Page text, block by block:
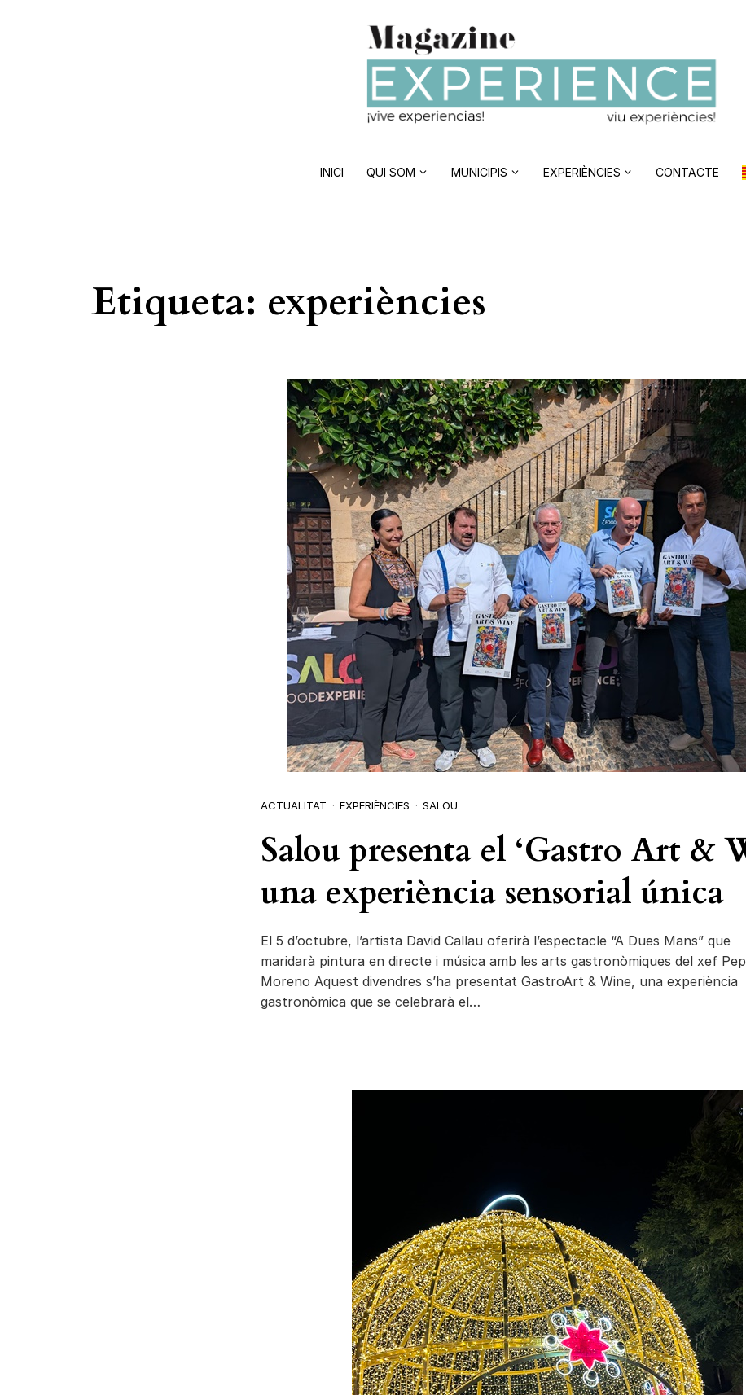
INICI QUI SOM MUNICIPIS EXPERIÈNCIES CONTACTE
Etiqueta: experiències
ACTUALITAT EXPERIÈNCIES SALOU
Salou presenta el ‘Gastro Art &
una experiència sensorial única
El 5 d’octubre, l’artista David Callau oferirà l’espectacle “A Dues Mans” que
maridarà pintura en directe i música amb les arts gastronòmiques del xef Pep
Moreno Aquest divendres s’ha presentat GastroArt & Wine, una experiència
gastronòmica que se celebrarà el…